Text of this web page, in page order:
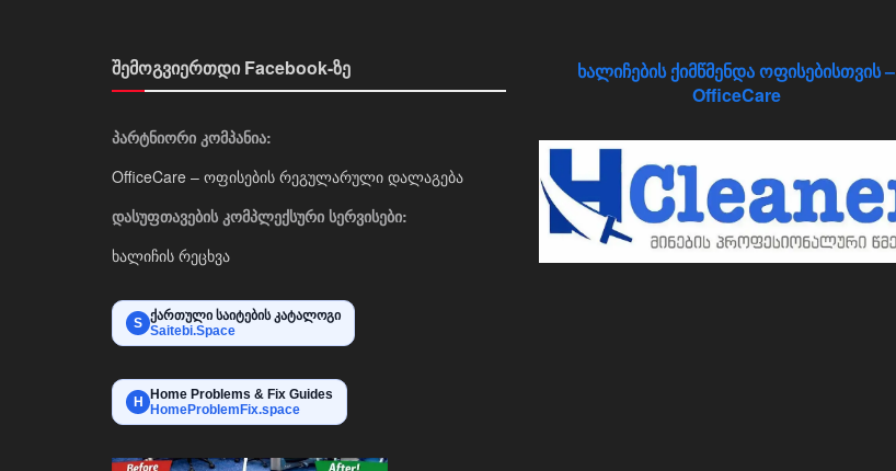
შემოგვიერთდი Facebook-ზე
პარტნიორი კომპანია:
OfficeCare – ოფისების რეგულარული დალაგება
დასუფთავების კომპლექსური სერვისები:
ხალიჩის რეცხვა
S ქართული საიტების კატალოგი
Saitebi.Space
H
Home Problems & Fix Guides
HomeProblemFix.space
ხალიჩების ქიმწმენდა ოფისებისთვის –
OfficeCare